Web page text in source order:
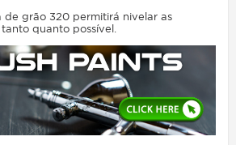
de grão 320 permitirá nivelar as
quanto possível.